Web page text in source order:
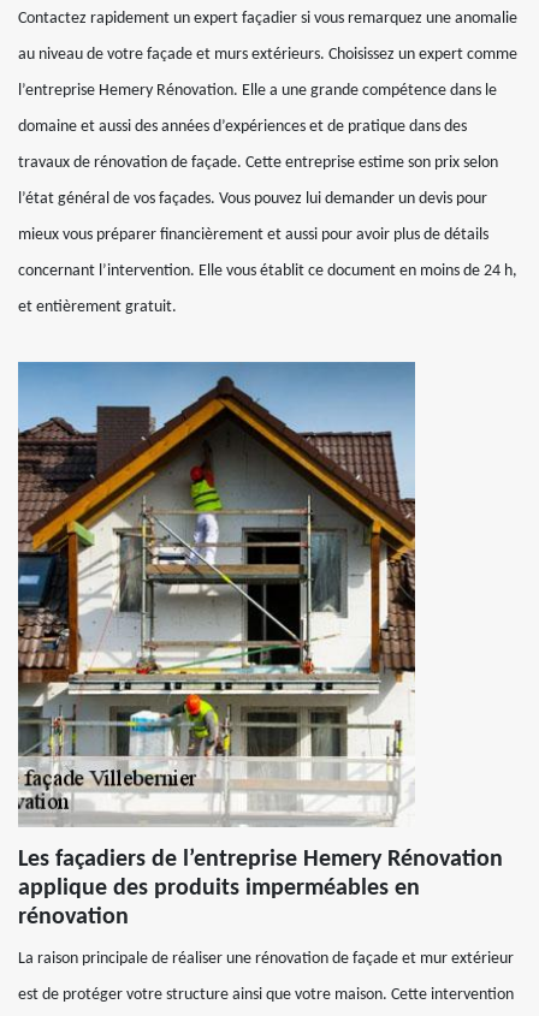
Contactez rapidement un expert façadier si vous remarquez une anomalie
au niveau de votre façade et murs extérieurs. Choisissez un expert comme
l’entreprise Hemery Rénovation. Elle a une grande compétence dans le
domaine et aussi des années d’expériences et de pratique dans des
travaux de rénovation de façade. Cette entreprise estime son prix selon
l’état général de vos façades. Vous pouvez lui demander un devis pour
mieux vous préparer financièrement et aussi pour avoir plus de détails
concernant l’intervention. Elle vous établit ce document en moins de 24 h,
et entièrement gratuit.
Les façadiers de l’entreprise Hemery Rénovation
applique des produits imperméables en
rénovation
La raison principale de réaliser une rénovation de façade et mur extérieur
est de protéger votre structure ainsi que votre maison. Cette intervention